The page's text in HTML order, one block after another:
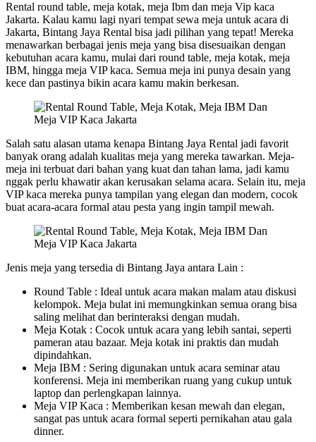
Rental round table, meja kotak, meja Ibm dan meja Vip kaca
Jakarta. Kalau kamu lagi nyari tempat sewa meja untuk acara di
Jakarta, Bintang Jaya Rental bisa jadi pilihan yang tepat! Mereka
menawarkan berbagai jenis meja yang bisa disesuaikan dengan
kebutuhan acara kamu, mulai dari round table, meja kotak, meja
IBM, hingga meja VIP kaca. Semua meja ini punya desain yang
kece dan pastinya bikin acara kamu makin berkesan.
Salah satu alasan utama kenapa Bintang Jaya Rental jadi favorit
banyak orang adalah kualitas meja yang mereka tawarkan. Meja-
meja ini terbuat dari bahan yang kuat dan tahan lama, jadi kamu
nggak perlu khawatir akan kerusakan selama acara. Selain itu, meja
VIP kaca mereka punya tampilan yang elegan dan modern, cocok
buat acara-acara formal atau pesta yang ingin tampil mewah.
Jenis meja yang tersedia di Bintang Jaya antara Lain :
Round Table : Ideal untuk acara makan malam atau diskusi
kelompok. Meja bulat ini memungkinkan semua orang bisa
saling melihat dan berinteraksi dengan mudah.
Meja Kotak : Cocok untuk acara yang lebih santai, seperti
pameran atau bazaar. Meja kotak ini praktis dan mudah
dipindahkan.
Meja IBM : Sering digunakan untuk acara seminar atau
konferensi. Meja ini memberikan ruang yang cukup untuk
laptop dan perlengkapan lainnya.
Meja VIP Kaca : Memberikan kesan mewah dan elegan,
sangat pas untuk acara formal seperti pernikahan atau gala
dinner.